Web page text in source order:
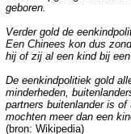
geboren.
Verder gold de
Een Chinees kon dus
hij of zij al een kind bij
De eenkindpolitiek gold
minderheden,
partners buitenlander is of
mochten meer dan een
(bron: Wikipedia)